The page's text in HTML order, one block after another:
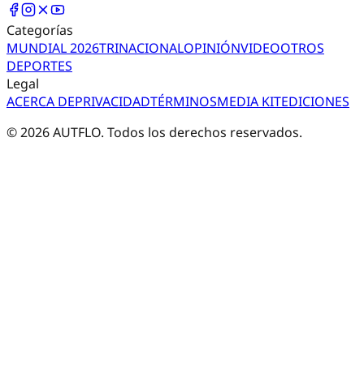
Categorías
MUNDIAL 2026TRINACIONALOPINIÓNVIDEOOTROS
DEPORTES
Legal
ACERCA DEPRIVACIDADTÉRMINOSMEDIA KITEDICIONES
©2026AUTFLO. Todos los derechos reservados.